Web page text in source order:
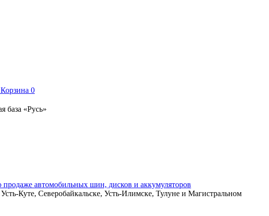
Корзина 0
база «Русь»
Куте, Северобайкальске, Усть-Илимске, Тулуне и Магистральном